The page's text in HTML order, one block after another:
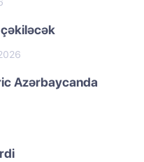
Azərbaycanda